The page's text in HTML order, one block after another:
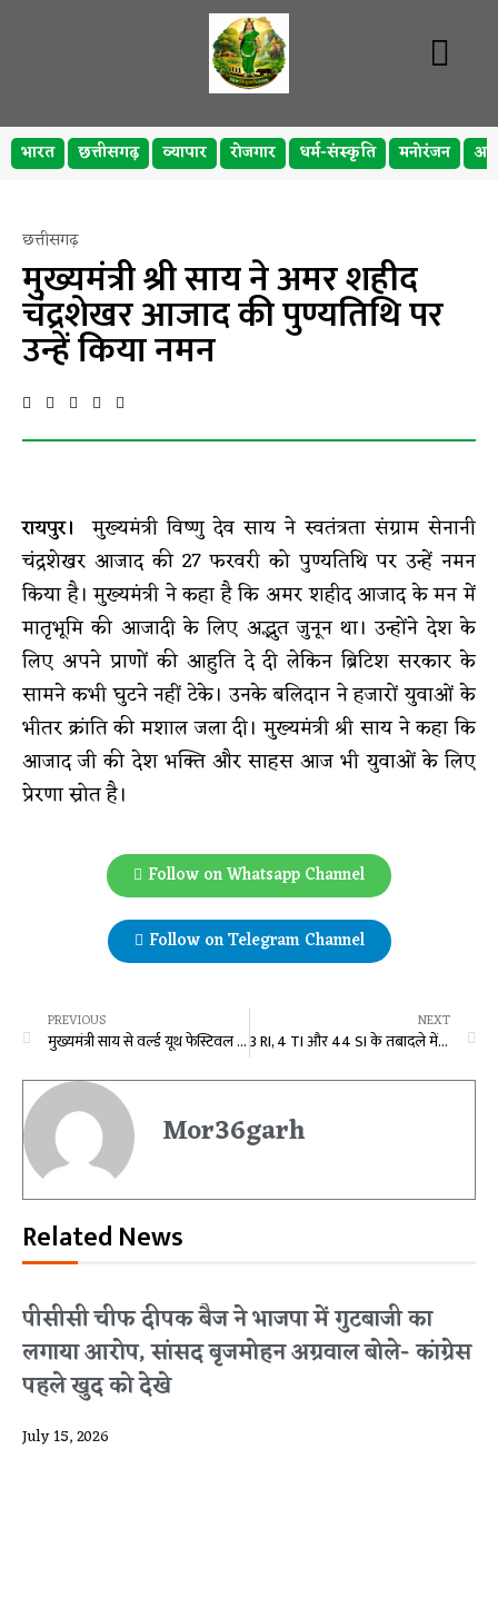
भारत छत्तीसगढ़ व्यापार रोजगार धर्म-संस्कृति मनोरंजन
छत्तीसगढ़
मुख्यमंत्री श्री साय ने अमर शहीद
चंद्रशेखर आजाद की पुण्यतिथि पर
उन्हें किया नमन
रायपुर। मुख्यमंत्री विष्णु देव साय ने स्वतंत्रता संग्राम सेनानी
चंद्रशेखर आजाद की 27 फरवरी को पुण्यतिथि पर उन्हें नमन
किया है। मुख्यमंत्री ने कहा है कि अमर शहीद आजाद के मन में
मातृभूमि की आजादी के लिए अद्भुत जुनून था। उन्होंने देश के
लिए अपने प्राणों की आहुति दे दी लेकिन ब्रिटिश सरकार के
सामने कभी घुटने नहीं टेके। उनके बलिदान ने हजारों युवाओं के
भीतर क्रांति की मशाल जला दी। मुख्यमंत्री श्री साय ने कहा कि
आजाद जी की देश भक्ति और साहस आज भी युवाओं के लिए
प्रेरणा स्रोत है।
Follow on Whatsapp Channel
Follow on Telegram Channel
PREVIOUS
मुख्यमंत्री साय से वर्ल्ड यूथ फेस्टिवल के प्रतिभागी युवा सिमरदीप और राजदीप ने की मुलाकात
NEXT
3 RI, 4 TI और 44 SI के तबादले में हुआ संशोधन, DGP ने जारी किया आदेश, जानिए अब कहां मिली पोस्टिंग…
Mor36garh
Related News
पीसीसी चीफ दीपक बैज ने भाजपा में गुटबाजी का
लगाया आरोप, सांसद बृजमोहन अग्रवाल बोले- कांग्रेस
पहले खुद को देखे
July 15, 2026